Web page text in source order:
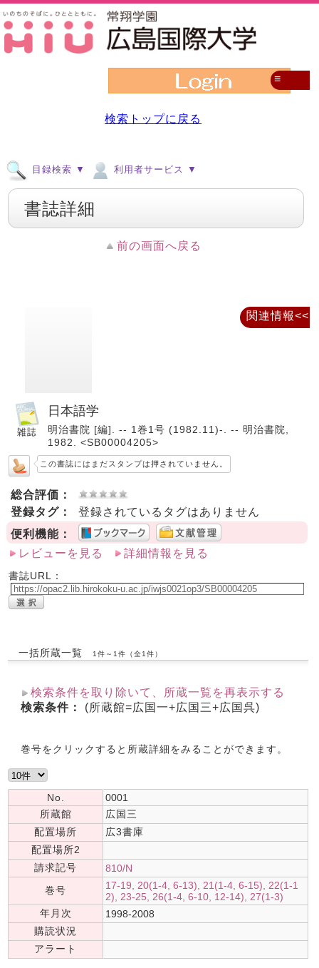
検索トップに戻る
目録検索 ▼ 利用者サービス ▼
≡
書誌詳細
前の画面へ戻る
日本語学
明治書院 [編]. -- 1巻1号 (1982.11)-. -- 明治書院,
1982. <SB00004205>
この書誌にはまだスタンプは押されていません。
総合評価：
登録タグ：
登録されているタグはありません
便利機能：
レビューを見る
詳細情報を見る
書誌URL：
一括所蔵一覧 1件～1件（全1件）
検索条件を取り除いて、所蔵一覧を再表示する
検索条件：
(所蔵館=広国一+広国三+広国呉)
巻号をクリックすると所蔵詳細をみることができます。
No.
0001
所蔵館
広国三
配置場所
広3書庫
配置場所2
請求記号
810/N
巻号
17-19, 20(1-4, 6-13), 21(1-4, 6-15), 22(1-1
2), 23-25, 26(1-4, 6-10, 12-14), 27(1-3)
年月次
1998-2008
購読状況
アラート
関連情報<<